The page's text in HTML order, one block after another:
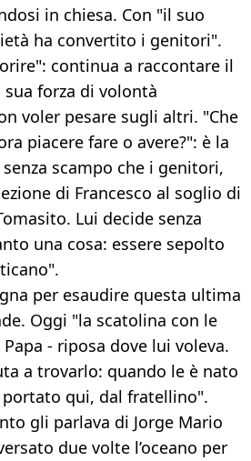
in chiesa. Con "il suo
ha convertito i genitori".
continua a raccontare il
forza di volontà
voler pesare sugli altri. "Che
piacere fare o avere?": è la
scampo che i genitori,
di Francesco al soglio di
Lui decide senza
una cosa: essere sepolto
per esaudire questa ultima
Oggi "la scatolina con le
- riposa dove lui voleva.
a trovarlo: quando le è nato
qui, dal fratellino".
gli parlava di Jorge Mario
due volte l’oceano per